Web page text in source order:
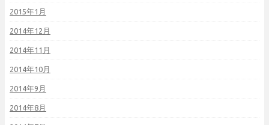
2015年1月
2014年12月
2014年11月
2014年10月
2014年9月
2014年8月